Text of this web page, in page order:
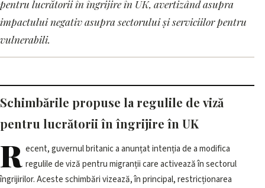
Rayner critică schimbările la
regulile de viză pentru
lucrătorii în îngrijire în UK
pentru lucrătorii în îngrijire în UK, avertizând asupra
impactului negativ asupra sectorului și serviciilor pentru
vulnerabili.
Schimbările propuse la regulile de viză
pentru lucrătorii în îngrijire în UK
R ecent, guvernul britanic a anunțat intenția de a modifica
regulile de viză pentru migranții care activează în sectorul
îngrijirilor. Aceste schimbări vizează, în principal, restricționarea